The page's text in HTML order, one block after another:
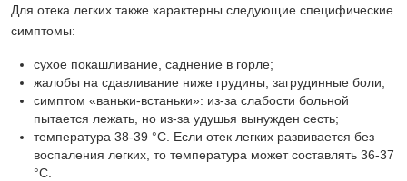
Для отека легких также характерны следующие специфические
симптомы:
сухое покашливание, саднение в горле;
жалобы на сдавливание ниже грудины, загрудинные боли;
симптом «ваньки-встаньки»: из-за слабости больной
пытается лежать, но из-за удушья вынужден сесть;
температура 38-39 °C. Если отек легких развивается без
воспаления легких, то температура может составлять 36-37
°C.